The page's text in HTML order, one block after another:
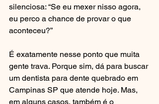
silenciosa: “Se eu mexer nisso agora,
eu perco a chance de provar o que
aconteceu?”
É exatamente nesse ponto que muita
gente trava. Porque sim, dá para buscar
um dentista para dente quebrado em
Campinas SP que atende hoje. Mas,
em alguns casos, também é o